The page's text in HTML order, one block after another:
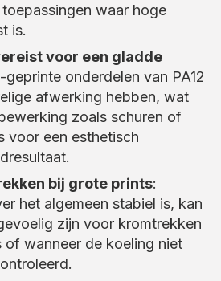
waar hoge
is.
voor een gladde
geprinte onderdelen van PA12
afwerking hebben, wat
zoals schuren of
voor een esthetisch
bij grote prints:
het algemeen stabiel is, kan
zijn voor kromtrekken
of wanneer de koeling niet